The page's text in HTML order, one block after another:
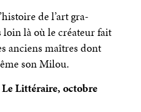
de l’art gra­
loin là où le créa­teur fait
anciens maîtres dont
son Milou.
Littéraire, octobre